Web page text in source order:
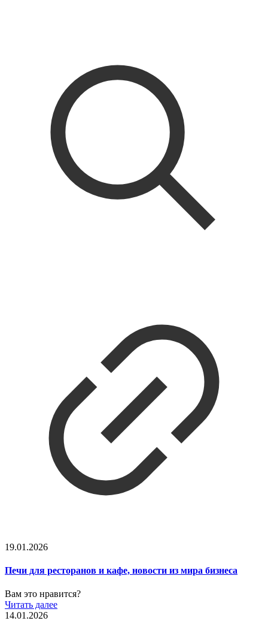
19.01.2026
Печи для ресторанов и кафе, новости из мира бизнеса
Вам это нравится?
Читать далее
14.01.2026